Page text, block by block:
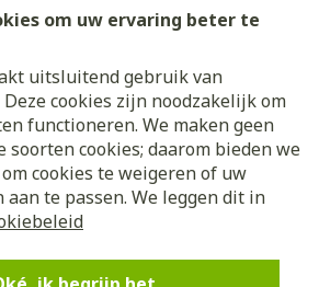
om uw ervaring beter te
uitsluitend gebruik van
cookies zijn noodzakelijk om
functioneren. We maken geen
soorten cookies; daarom bieden we
cookies te weigeren of uw
te passen. We leggen dit in